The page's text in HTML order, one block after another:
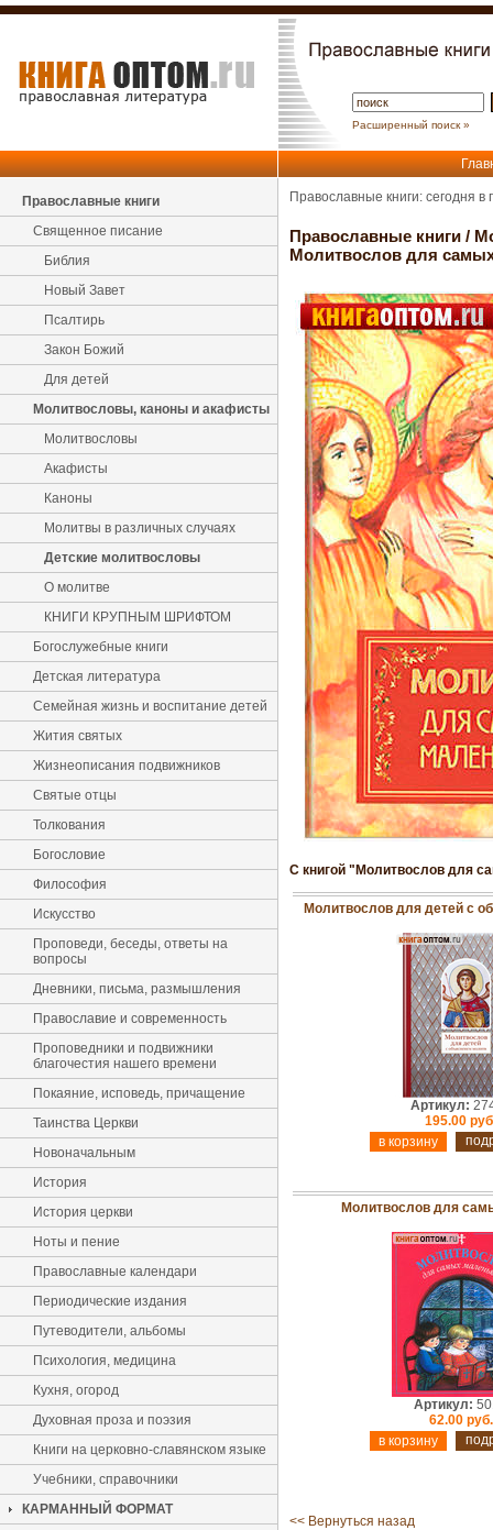
Расширенный поиск »
Православные книги
Священное писание
Библия
Новый Завет
Псалтирь
Закон Божий
Для детей
Молитвословы, каноны и акафисты
Молитвословы
Акафисты
Каноны
Молитвы в различных случаях
Детские молитвословы
О молитве
КНИГИ КРУПНЫМ ШРИФТОМ
Богослужебные книги
Детская литература
Семейная жизнь и воспитание детей
Жития святых
Жизнеописания подвижников
Святые отцы
Толкования
Богословие
Философия
Искусство
Проповеди, беседы, ответы на
вопросы
Дневники, письма, размышления
Православие и современность
Проповедники и подвижники
благочестия нашего времени
Покаяние, исповедь, причащение
Таинства Церкви
Новоначальным
История
История церкви
Ноты и пение
Православные календари
Периодические издания
Путеводители, альбомы
Психология, медицина
Кухня, огород
Духовная проза и поэзия
Книги на церковно-славянском языке
Учебники, справочники
КАРМАННЫЙ ФОРМАТ
Православные книги: сегодня
Православные книги /
Молитвослов для
С книгой "Молитвослов для
Молитвослов для детей с
Артикул:
195.00
Молитвослов для
Артикул:
62.00 руб.
<< Вернуться назад